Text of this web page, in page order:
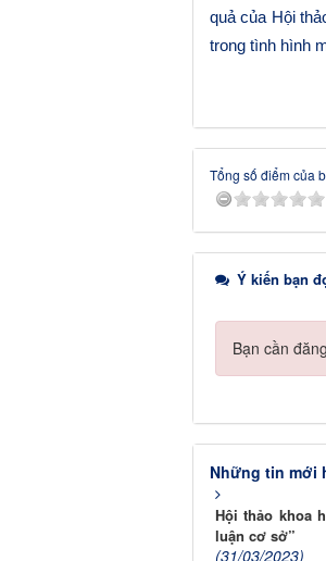
quả của Hội
trong tình hình
Tổng số điểm của
Ý kiến bạn
Bạn cần
Những tin mới
Hội thảo khoa
luận cơ sở”
(31/03/2023)